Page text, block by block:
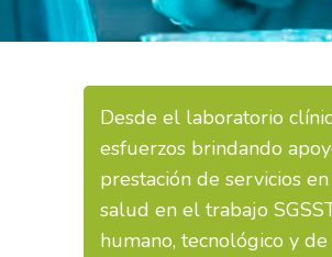
Desde el laboratorio
esfuerzos brindando
prestación de servicios
salud en el trabajo
humano, tecnológico y